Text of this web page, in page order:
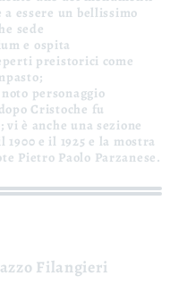
a essere un bellissimo
sede
e ospita
preistorici come
personaggio
Cristoche fu
è anche una sezione
e il 1925 e la mostra
Pietro Paolo Parzanese.
Filangieri